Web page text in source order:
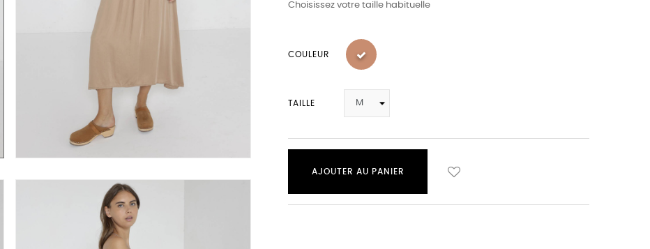
Choisissez votre taille habituelle
COULEUR
TAILLE
AJOUTER AU PANIER